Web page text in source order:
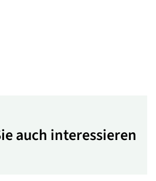
auch interessieren